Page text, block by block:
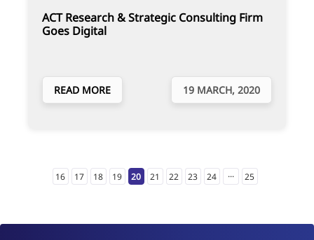
ACT Research & Strategic Consulting Firm
Goes Digital
READ MORE 19 MARCH, 2020
16 17 18 19 20 21 22 23 24 ... 25